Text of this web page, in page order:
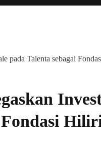
pada Talenta sebagai